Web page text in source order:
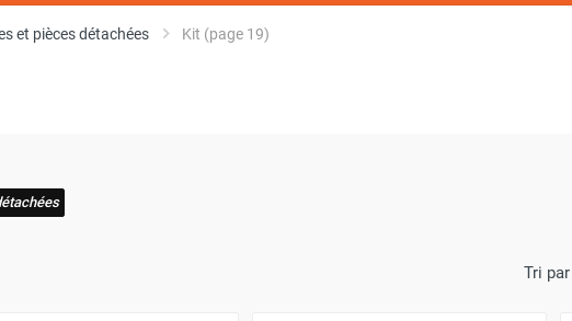
et pièces détachées Kit (page 19)
Tri par